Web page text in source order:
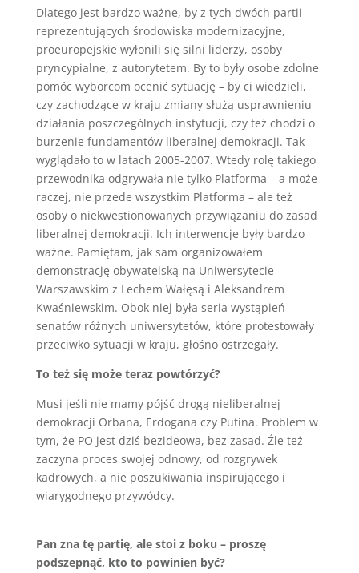
Dlatego jest bardzo ważne, by z tych dwóch partii
reprezentujących środowiska modernizacyjne,
proeuropejskie wyłonili się silni liderzy, osoby
pryncypialne, z autorytetem. By to były osobe zdolne
pomóc wyborcom ocenić sytuację – by ci wiedzieli,
czy zachodzące w kraju zmiany służą usprawnieniu
działania poszczególnych instytucji, czy też chodzi o
burzenie fundamentów liberalnej demokracji. Tak
wyglądało to w latach 2005-2007. Wtedy rolę takiego
przewodnika odgrywała nie tylko Platforma – a może
raczej, nie przede wszystkim Platforma – ale też
osoby o niekwestionowanych przywiązaniu do zasad
liberalnej demokracji. Ich interwencje były bardzo
ważne. Pamiętam, jak sam organizowałem
demonstrację obywatelską na Uniwersytecie
Warszawskim z Lechem Wałęsą i Aleksandrem
Kwaśniewskim. Obok niej była seria wystąpień
senatów różnych uniwersytetów, które protestowały
przeciwko sytuacji w kraju, głośno ostrzegały.
To też się może teraz powtórzyć?
Musi jeśli nie mamy pójść drogą nieliberalnej
demokracji Orbana, Erdogana czy Putina. Problem w
tym, że PO jest dziś bezideowa, bez zasad. Źle też
zaczyna proces swojej odnowy, od rozgrywek
kadrowych, a nie poszukiwania inspirującego i
wiarygodnego przywódcy.
Pan zna tę partię, ale stoi z boku – proszę
podszepnąć, kto to powinien być?